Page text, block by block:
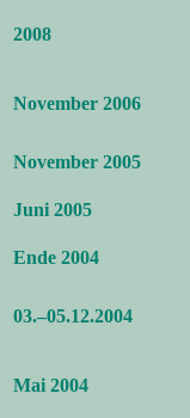
2008
November 2006
November 2005
Juni 2005
Ende 2004
03.–05.12.2004
Mai 2004